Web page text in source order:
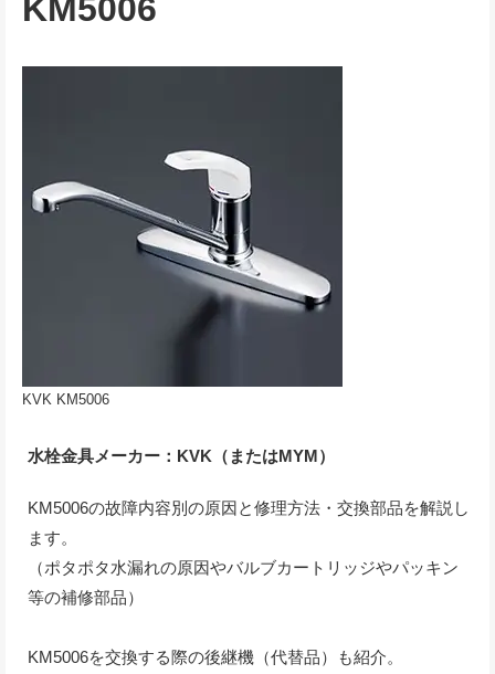
KM5006
KVK KM5006
水栓金具メーカー：KVK（またはMYM）
KM5006の故障内容別の原因と修理方法・交換部品を解説し
ます。
（ポタポタ水漏れの原因やバルブカートリッジやパッキン
等の補修部品）
KM5006を交換する際の後継機（代替品）も紹介。